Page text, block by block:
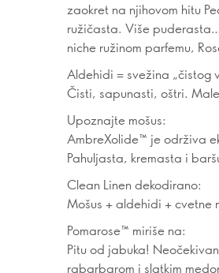
zaokret na njihovom hitu
ružičasta. Više
niche ružinom parfemu,
Aldehidi = svežina „čistog
Čisti, sapunasti, oštri.
Upoznajte mošus:
AmbreXolide™ je održiva
Pahuljasta, kremasta i
Clean Linen dekodirano:
Mošus + aldehidi + cvetne
Pomarose™ miriše na:
Pitu od jabuka!
rabarbarom i slatkim